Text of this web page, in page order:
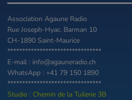
Association Agaune Radio
Rue Joseph-Hyac. Barman 10
CH-1890 Saint-Maurice
********************************
E-mail : info@agauneradio.ch
WhatsApp : +41 79 150 1890
********************************
Studio : Chemin de la Tuilerie 3B